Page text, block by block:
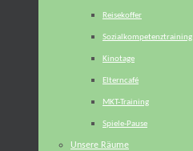
Reisekoffer
Sozialkompetenztraining
Kinotage
Elterncafé
MKT-Training
Spiele-Pause
Unsere Räume